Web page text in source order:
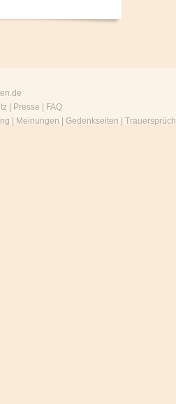
Presse
FAQ
Meinungen Gedenkseiten